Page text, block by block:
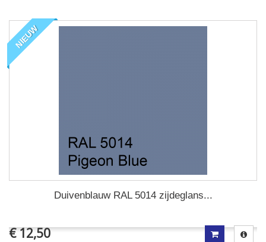
NIEUW
Duivenblauw RAL 5014 zijdeglans...
€ 12,50